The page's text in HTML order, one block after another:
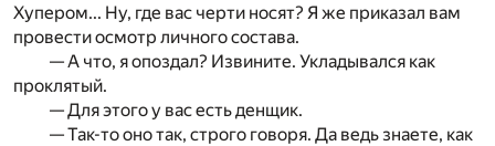
Хупером... Ну, где вас черти носят? Я же приказал вам
провести осмотр личного состава.
— А что, я опоздал? Извините. Укладывался как
проклятый.
— Для этого у вас есть денщик.
— Так-то оно так, строго говоря. Да ведь знаете, как